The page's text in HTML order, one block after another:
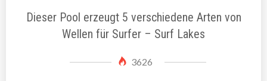
Dieser Pool erzeugt 5 verschiedene Arten von
Wellen für Surfer – Surf Lakes
3626